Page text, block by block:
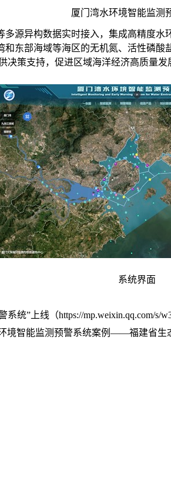
厦门湾水环境智能监测
源异构数据实时接入，集成高精度
东部海域等海区的无机氮、活性磷
策支持，促进区域海洋经济高质量发
系统界面
系统”上线（https://mp.weixin.qq.com/s/
境智能监测预警系统案例——福建省生